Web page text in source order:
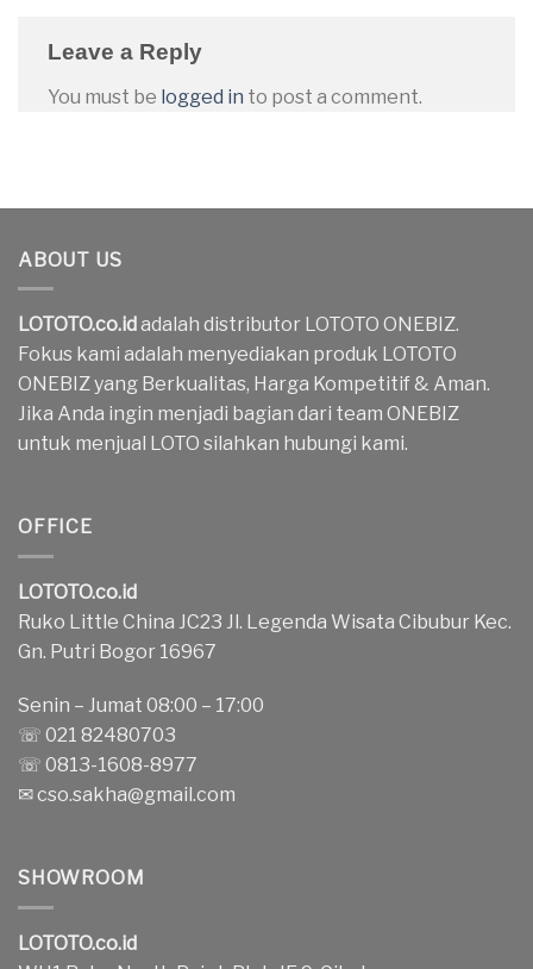
Leave a Reply
You must be logged in to post a comment.
ABOUT US
LOTOTO.co.id adalah distributor LOTOTO ONEBIZ.
Fokus kami adalah menyediakan produk LOTOTO
ONEBIZ yang Berkualitas, Harga Kompetitif & Aman.
Jika Anda ingin menjadi bagian dari team ONEBIZ
untuk menjual LOTO silahkan hubungi kami.
OFFICE
LOTOTO.co.id
Ruko Little China JC23 Jl. Legenda Wisata Cibubur Kec.
Gn. Putri Bogor 16967
Senin – Jumat 08:00 – 17:00
☏ 021 82480703
☏ 0813-1608-8977
✉cso.sakha@gmail.com
SHOWROOM
LOTOTO.co.id